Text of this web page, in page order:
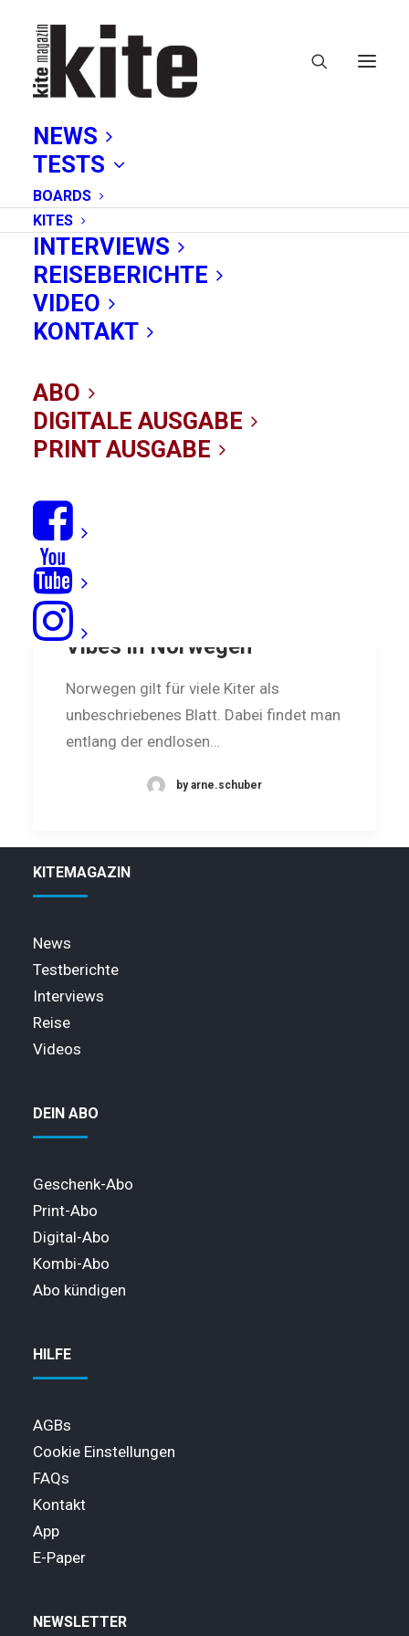
NEWS
TESTS
BOARDS
KITES
INTERVIEWS
REISEBERICHTE
VIDEO
KONTAKT
ABO
DIGITALE AUSGABE
PRINT AUSGABE
Stavanger
Kiting Vikings: Summer
Vibes in Norwegen
Norwegen gilt für viele Kiter als
unbeschriebenes Blatt. Dabei findet man
entlang der endlosen…
by arne.schuber
KITEMAGAZIN
News
Testberichte
Interviews
Reise
Videos
DEIN ABO
Geschenk-Abo
Print-Abo
Digital-Abo
Kombi-Abo
Abo kündigen
HILFE
AGBs
Cookie Einstellungen
FAQs
Kontakt
App
E-Paper
NEWSLETTER